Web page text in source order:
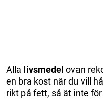
Alla livsmedel ovan
en bra kost när du vill
rikt på fett, så ät inte